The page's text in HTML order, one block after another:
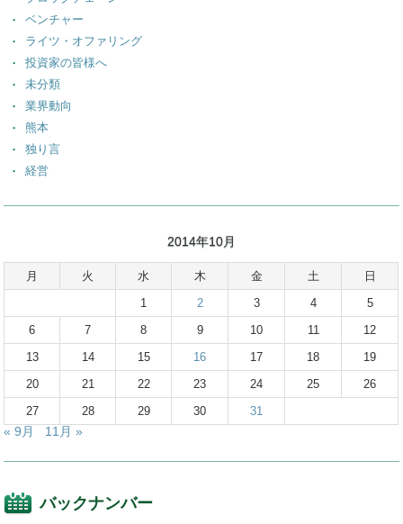
ベンチャー
ライツ・オファリング
投資家の皆様へ
未分類
業界動向
熊本
独り言
経営
2014年10月
月 火 水 木 金 土
日
1
2 3 4
5
6
7 8 9 10 11
12
13
14 15 16 17 18
19
20
21 22 23 24 25
26
27
28 29 30 31
« 9月 11月 »
バックナンバー